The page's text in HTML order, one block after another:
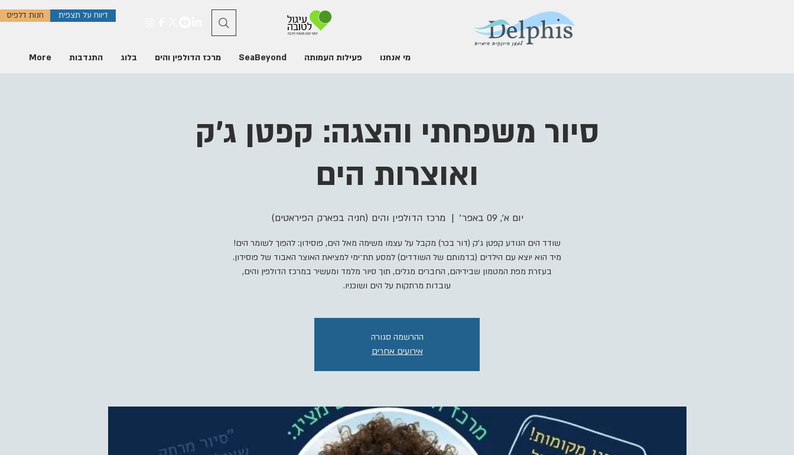
דיווח על תצפית חנות דלפיס
מי אנחנו פעילות העמותה SeaBeyond מרכז הדולפין והים בלוג התנדבות More
סיור משפחתי והצגה: קפטן ג'ק
ואוצרות הים
יום א׳, 09 באפר׳
  |
מרכז הדולפין והים (חניה בפארק הפיראטים)
שודד הים הנודע קפטן ג'ק (דור בכר) מקבל על עצמו משימה מאל הים, פוסידון: להפוך לשומר הים!
מיד הוא יוצא עם הילדים (בדמותם של השודדים) למסע תת־ימי למציאת האוצר האבוד של פוסידון.
בעזרת מפת המטמון שבידיהם, החברים מגלים, תוך סיור מלמד ומעשיר במרכז הדולפין והים,
עובדות מרתקות על הים ושוכניו.
ההרשמה סגורה
אירועים אחרים